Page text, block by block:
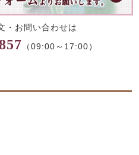
・お問い合わせは
（09:00～17:00）